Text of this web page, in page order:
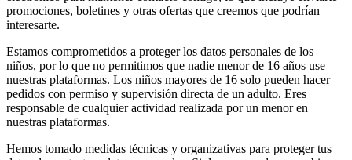
promociones, boletines y otras ofertas que creemos que podrían
interesarte.
Estamos comprometidos a proteger los datos personales de los
niños, por lo que no permitimos que nadie menor de 16 años use
nuestras plataformas. Los niños mayores de 16 solo pueden hacer
pedidos con permiso y supervisión directa de un adulto. Eres
responsable de cualquier actividad realizada por un menor en
nuestras plataformas.
Hemos tomado medidas técnicas y organizativas para proteger tus